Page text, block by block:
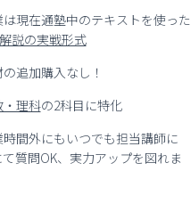
現在通塾中のテキストを使った
説の実戦形式
追加購入なし！
・理科の2科目に特化
間外にもいつでも担当講師に
て質問OK、実力アップを図れま